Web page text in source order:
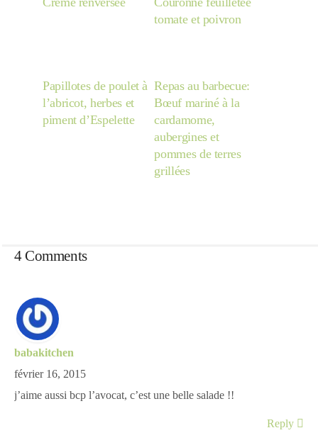
tomate et poivron
Papillotes de poulet à
l’abricot, herbes et
piment d’Espelette
Repas au barbecue:
Bœuf mariné à la
cardamome,
aubergines et
pommes de terres
grillées
4 Comments
babakitchen
février 16, 2015
j’aime aussi bcp l’avocat, c’est une belle salade !!
Reply